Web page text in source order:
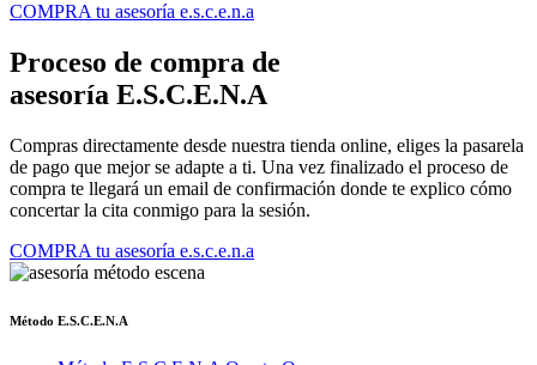
COMPRA tu asesoría e.s.c.e.n.a
Proceso de compra de
asesoría E.S.C.E.N.A
Compras directamente desde nuestra tienda online, eliges la pasarela
de pago que mejor se adapte a ti. Una vez finalizado el proceso de
compra te llegará un email de confirmación donde te explico cómo
concertar la cita conmigo para la sesión.
COMPRA tu asesoría e.s.c.e.n.a
Método E.S.C.E.N.A